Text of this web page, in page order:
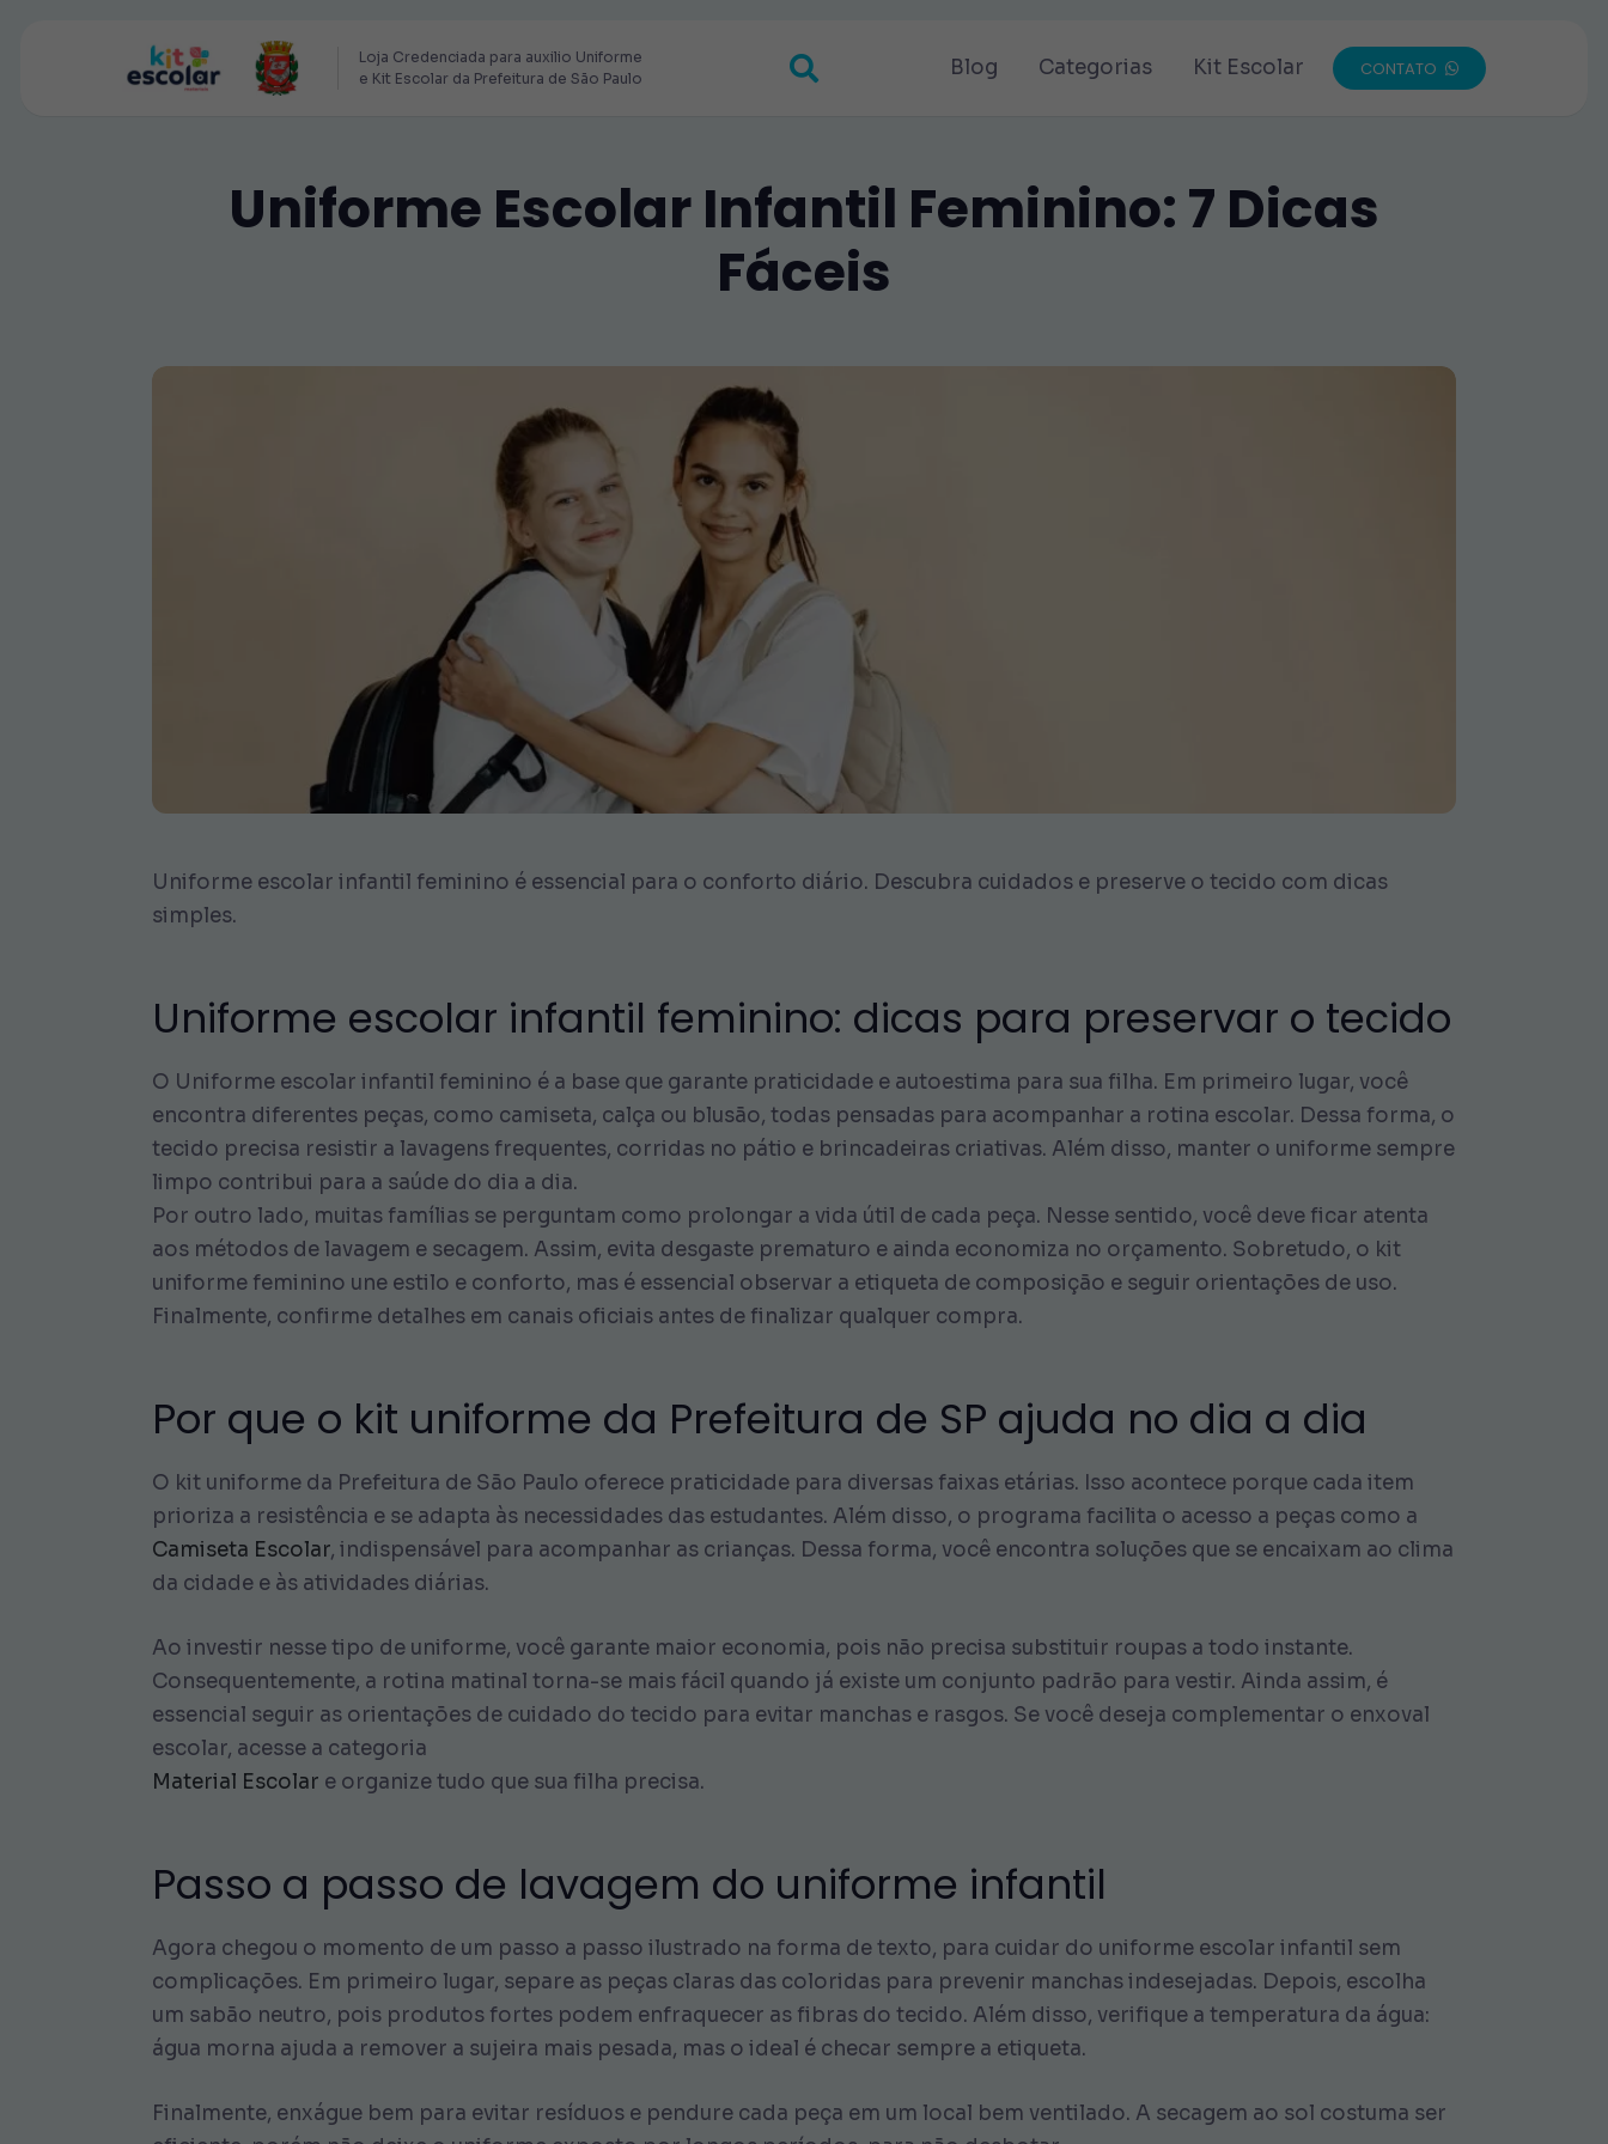
Loja Credenciada para auxilio Uniforme
e Kit Escolar da Prefeitura de São Paulo
Blog Categorias Kit Escolar CONTATO
Uniforme Escolar Infantil Feminino: 7 Dicas
Fáceis
Uniforme escolar infantil feminino é essencial para o conforto diário. Descubra cuidados e preserve o tecido com dicas
simples.
Uniforme escolar infantil feminino: dicas para preservar o tecido
O Uniforme escolar infantil feminino é a base que garante praticidade e autoestima para sua filha. Em primeiro lugar, você
encontra diferentes peças, como camiseta, calça ou blusão, todas pensadas para acompanhar a rotina escolar. Dessa forma, o
tecido precisa resistir a lavagens frequentes, corridas no pátio e brincadeiras criativas. Além disso, manter o uniforme sempre
limpo contribui para a saúde do dia a dia.
Por outro lado, muitas famílias se perguntam como prolongar a vida útil de cada peça. Nesse sentido, você deve ficar atenta
aos métodos de lavagem e secagem. Assim, evita desgaste prematuro e ainda economiza no orçamento. Sobretudo, o kit
uniforme feminino une estilo e conforto, mas é essencial observar a etiqueta de composição e seguir orientações de uso.
Finalmente, confirme detalhes em canais oficiais antes de finalizar qualquer compra.
Por que o kit uniforme da Prefeitura de SP ajuda no dia a dia
O kit uniforme da Prefeitura de São Paulo oferece praticidade para diversas faixas etárias. Isso acontece porque cada item
prioriza a resistência e se adapta às necessidades das estudantes. Além disso, o programa facilita o acesso a peças como a
Camiseta Escolar, indispensável para acompanhar as crianças. Dessa forma, você encontra soluções que se encaixam ao clima
da cidade e às atividades diárias.
Ao investir nesse tipo de uniforme, você garante maior economia, pois não precisa substituir roupas a todo instante.
Consequentemente, a rotina matinal torna-se mais fácil quando já existe um conjunto padrão para vestir. Ainda assim, é
essencial seguir as orientações de cuidado do tecido para evitar manchas e rasgos. Se você deseja complementar o enxoval
escolar, acesse a categoria
Material Escolar e organize tudo que sua filha precisa.
Passo a passo de lavagem do uniforme infantil
Agora chegou o momento de um passo a passo ilustrado na forma de texto, para cuidar do uniforme escolar infantil sem
complicações. Em primeiro lugar, separe as peças claras das coloridas para prevenir manchas indesejadas. Depois, escolha
um sabão neutro, pois produtos fortes podem enfraquecer as fibras do tecido. Além disso, verifique a temperatura da água:
água morna ajuda a remover a sujeira mais pesada, mas o ideal é checar sempre a etiqueta.
Finalmente, enxágue bem para evitar resíduos e pendure cada peça em um local bem ventilado. A secagem ao sol costuma ser